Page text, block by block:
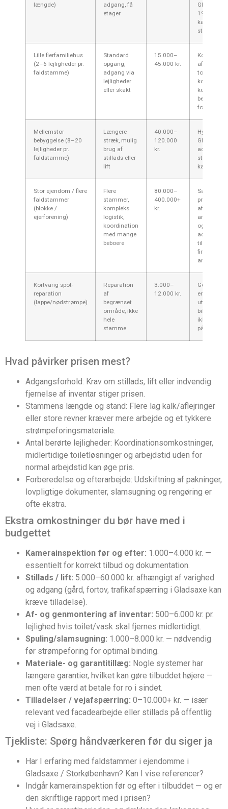
længde)
adgang, få
etager
Gladsaxe
kan klares
stillads.
Lille flerfamiliehus
(2–6 lejligheder pr.
faldstamme)
Standard
opgang,
adgang via
lejligheder
eller skakt
15.000–
45.000 kr.
Koster
afbrydelse
toilet/bad i
kortere
koordiner
beboerne i
foreningen.
Mellemstor
bebyggelse (8–20
lejligheder pr.
faldstamme)
Længere
stræk, mulig
brug af
stillads eller
lift
40.000–
120.000
kr.
Hyppigt i
Gladsaxe-
adgang og
stillads i
kan øge
Stor ejendom / flere
faldstammer
(blokke /
ejerforening)
Flere
stammer,
kompleks
logistik,
koordination
med mange
beboere
80.000–
400.000+
kr.
Samlet
projektpris
afhænger
antal
og
tilbud fra
firmaer
anbefales.
Kortvarig spot-
reparation
(lappe/nødstrømpe)
Reparation
af
begrænset
område, ikke
hele
stamme
3.000–
12.000 kr.
God
enkelte
utætheder
billigere
ikke altid
på lang
Hvad påvirker prisen mest?
Adgangsforhold: Krav om stillads, lift eller indvendig
fjernelse af inventar stiger prisen.
Stammens længde og stand: Flere lag kalk/aflejringer
eller store revner kræver mere arbejde og et tykkere
strømpeforingsmateriale.
Antal berørte lejligheder: Koordinationsomkostninger,
midlertidige toiletløsninger og arbejdstid uden for
normal arbejdstid kan øge pris.
Forberedelse og efterarbejde: Udskiftning af pakninger,
lovpligtige dokumenter, slamsugning og rengøring er
ofte ekstra.
Ekstra omkostninger du bør have med i
budgettet
Kamerainspektion før og efter: 1.000–4.000 kr. —
essentielt for korrekt tilbud og dokumentation.
Stillads / lift: 5.000–60.000 kr. afhængigt af varighed
og adgang (gård, fortov, trafikafspærring i Gladsaxe kan
kræve tilladelse).
Af- og genmontering af inventar: 500–6.000 kr. pr.
lejlighed hvis toilet/vask skal fjernes midlertidigt.
Spuling/slamsugning: 1.000–8.000 kr. — nødvendig
før strømpeforing for optimal binding.
Materiale- og garantitillæg: Nogle systemer har
længere garantier, hvilket kan gøre tilbuddet højere —
men ofte værd at betale for ro i sindet.
Tilladelser / vejafspærring: 0–10.000+ kr. — især
relevant ved facadearbejde eller stillads på offentlig
vej i Gladsaxe.
Tjekliste: Spørg håndværkeren før du siger ja
Har I erfaring med faldstammer i ejendomme i
Gladsaxe / Storkøbenhavn? Kan I vise referencer?
Indgår kamerainspektion før og efter i tilbuddet — og er
den skriftlige rapport med i prisen?